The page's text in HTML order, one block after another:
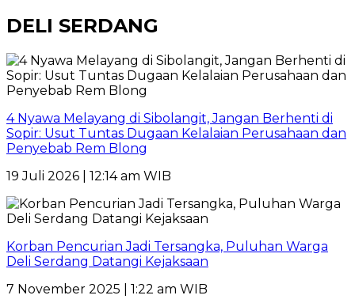
DELI SERDANG
4 Nyawa Melayang di Sibolangit, Jangan Berhenti di
Sopir: Usut Tuntas Dugaan Kelalaian Perusahaan dan
Penyebab Rem Blong
19 Juli 2026 | 12:14 am WIB
Korban Pencurian Jadi Tersangka, Puluhan Warga
Deli Serdang Datangi Kejaksaan
7 November 2025 | 1:22 am WIB